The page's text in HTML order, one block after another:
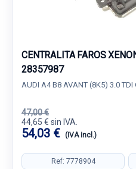
CENTRALITA FAROS
28357987
AUDI A4 B8 AVANT (8K5) 3.0 TDI
47,00 €
44,65 € sin IVA.
54,03 € (IVA incl.)
Ref: 7778904